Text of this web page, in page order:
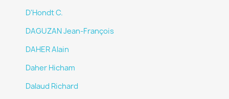
D'Hondt C.
DAGUZAN Jean-François
DAHER Alain
Daher Hicham
Dalaud Richard